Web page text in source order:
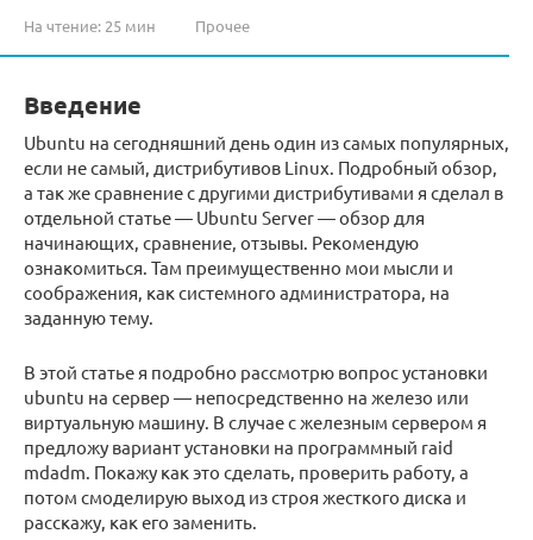
На чтение: 25 мин Прочее
Введение
Ubuntu на сегодняшний день один из самых популярных,
если не самый, дистрибутивов Linux. Подробный обзор,
а так же сравнение с другими дистрибутивами я сделал в
отдельной статье — Ubuntu Server — обзор для
начинающих, сравнение, отзывы. Рекомендую
ознакомиться. Там преимущественно мои мысли и
соображения, как системного администратора, на
заданную тему.
В этой статье я подробно рассмотрю вопрос установки
ubuntu на сервер — непосредственно на железо или
виртуальную машину. В случае с железным сервером я
предложу вариант установки на программный raid
mdadm. Покажу как это сделать, проверить работу, а
потом смоделирую выход из строя жесткого диска и
расскажу, как его заменить.